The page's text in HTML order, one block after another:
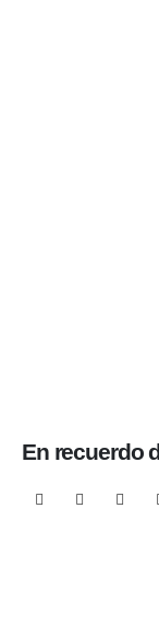
En recuerdo